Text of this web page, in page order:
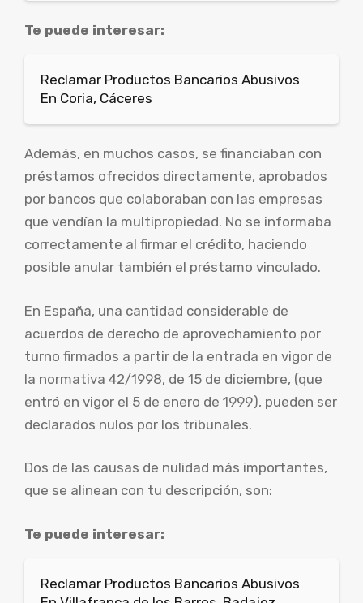
Te puede interesar:
Reclamar Productos Bancarios Abusivos
En Coria, Cáceres
Además, en muchos casos, se financiaban con
préstamos ofrecidos directamente, aprobados
por bancos que colaboraban con las empresas
que vendían la multipropiedad. No se informaba
correctamente al firmar el crédito, haciendo
posible anular también el préstamo vinculado.
En España, una cantidad considerable de
acuerdos de derecho de aprovechamiento por
turno firmados a partir de la entrada en vigor de
la normativa 42/1998, de 15 de diciembre, (que
entró en vigor el 5 de enero de 1999), pueden ser
declarados nulos por los tribunales.
Dos de las causas de nulidad más importantes,
que se alinean con tu descripción, son:
Te puede interesar:
Reclamar Productos Bancarios Abusivos